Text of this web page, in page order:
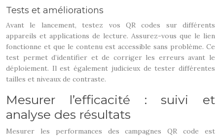
Tests et améliorations
Avant le lancement, testez vos QR codes sur différents
appareils et applications de lecture. Assurez-vous que le lien
fonctionne et que le contenu est accessible sans problème. Ce
test permet d’identifier et de corriger les erreurs avant le
déploiement. Il est également judicieux de tester différentes
tailles et niveaux de contraste.
Mesurer l’efficacité : suivi et
analyse des résultats
Mesurer les performances des campagnes QR code est